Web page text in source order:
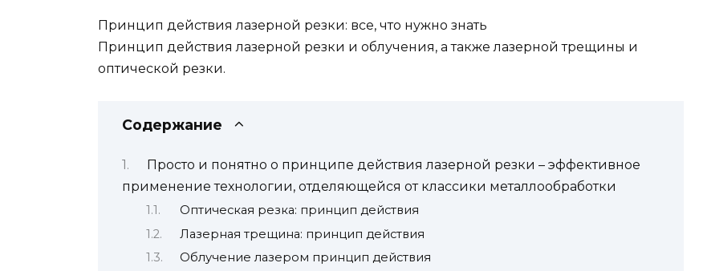
Принцип действия лазерной резки: все, что нужно знать
Принцип действия лазерной резки и облучения, а также лазерной трещины и
оптической резки.
Содержание
Просто и понятно о принципе действия лазерной резки – эффективное
применение технологии, отделяющейся от классики металлообработки
Оптическая резка: принцип действия
Лазерная трещина: принцип действия
Облучение лазером принцип действия